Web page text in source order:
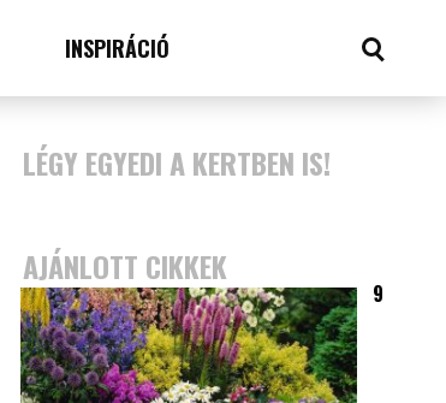
INSPIRÁCIÓ
LÉGY EGYEDI A KERTBEN IS!
AJÁNLOTT CIKKEK
9